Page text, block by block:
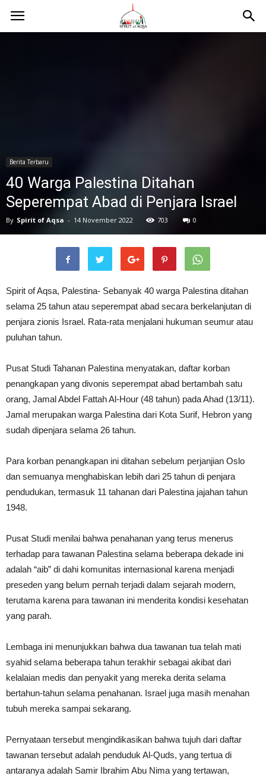
Berita Terbaru
40 Warga Palestina Ditahan
Seperempat Abad di Penjara Israel
By Spirit of Aqsa - 14 November 2022 703 0
Spirit of Aqsa, Palestina- Sebanyak 40 warga Palestina ditahan
selama 25 tahun atau seperempat abad secara berkelanjutan di
penjara zionis Israel. Rata-rata menjalani hukuman seumur atau
puluhan tahun.
Pusat Studi Tahanan Palestina menyatakan, daftar korban
penangkapan yang divonis seperempat abad bertambah satu
orang, Jamal Abdel Fattah Al-Hour (48 tahun) pada Ahad (13/11).
Jamal merupakan warga Palestina dari Kota Surif, Hebron yang
sudah dipenjara selama 26 tahun.
Para korban penangkapan ini ditahan sebelum perjanjian Oslo
dan semuanya menghabiskan lebih dari 25 tahun di penjara
pendudukan, termasuk 11 tahanan dari Palestina jajahan tahun
1948.
Pusat Studi menilai bahwa penahanan yang terus menerus
terhadap para tawanan Palestina selama beberapa dekade ini
adalah “aib” di dahi komunitas internasional karena menjadi
preseden yang belum pernah terjadi dalam sejarah modern,
terutama karena para tawanan ini menderita kondisi kesehatan
yang parah.
Lembaga ini menunjukkan bahwa dua tawanan tua telah mati
syahid selama beberapa tahun terakhir sebagai akibat dari
kelalaian medis dan penyakit yang mereka derita selama
bertahun-tahun selama penahanan. Israel juga masih menahan
tubuh mereka sampai sekarang.
Pernyataan tersebut mengindikasikan bahwa tujuh dari daftar
tawanan tersebut adalah penduduk Al-Quds, yang tertua di
antaranya adalah Samir Ibrahim Abu Nima yang tertawan,